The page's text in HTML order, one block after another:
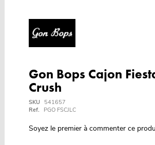
Gon Bops Cajon
Crush
SKU
541657
Ref.
PGO FSCJLC
Soyez le premier à commenter ce